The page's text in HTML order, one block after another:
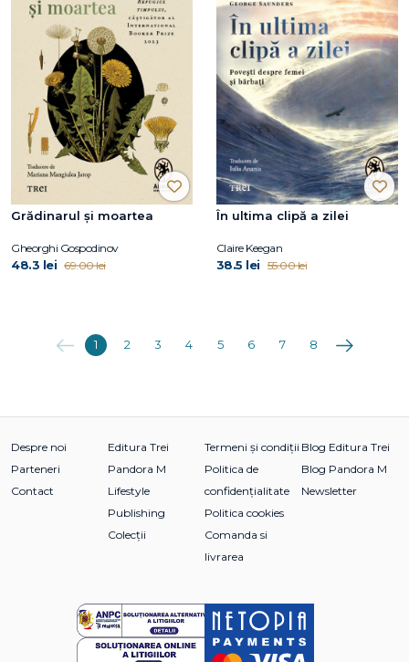
Grădinarul și moartea
Gheorghi Gospodinov
48.3 lei 69.00 lei
În ultima clipă a zilei
Claire Keegan
38.5 lei 55.00 lei
Anterioara
1 2 3 4 5 6 7 8 Următoarea
Despre noi
Parteneri
Contact
Editura Trei
Pandora M
Lifestyle
Publishing
Colecții
Termeni și condiții
Politica de
confidențialitate
Politica cookies
Comanda si
livrarea
Blog Editura Trei
Blog Pandora M
Newsletter